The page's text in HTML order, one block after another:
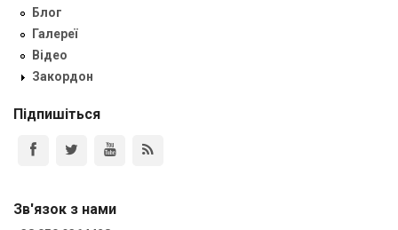
Блог
Галереї
Відео
Закордон
Підпишіться
Зв'язок з нами